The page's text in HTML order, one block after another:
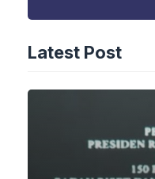
Latest Post